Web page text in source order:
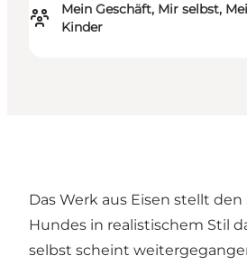
Mein Geschäft, Mir selbst,
Kinder
Das Werk aus Eisen stellt
Hundes in realistischem Stil
selbst scheint